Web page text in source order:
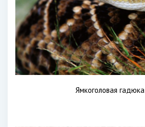
Ямкоголовая гадюка